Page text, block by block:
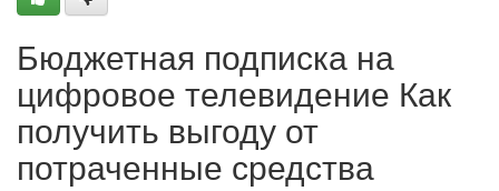
Бюджетная подписка на
цифровое телевидение Как
получить выгоду от
потраченные средства